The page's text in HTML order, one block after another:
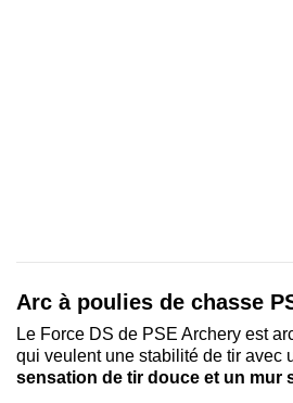
Arc à poulies de chasse
Le Force DS de PSE Archery est
qui veulent une stabilité de tir avec
sensation de tir douce et un mur